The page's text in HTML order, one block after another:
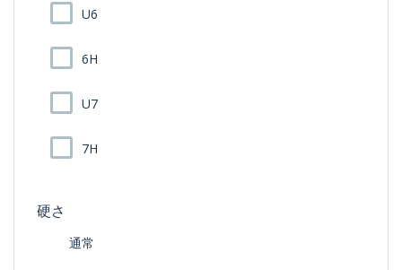
U6
6H
U7
7H
硬さ
通常